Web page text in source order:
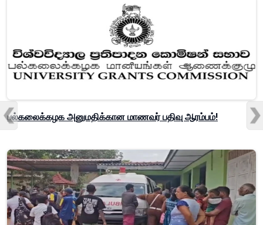
பல்கலைக்கழக அனுமதிக்கான மாணவர் பதிவு ஆரம்பம்!